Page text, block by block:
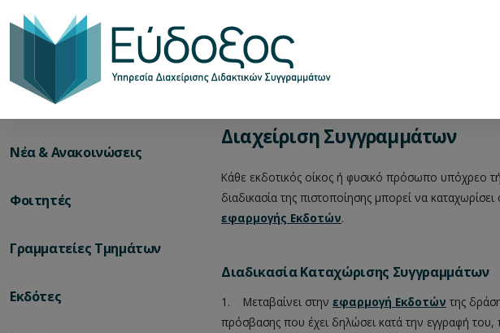
Νέα & Ανακοινώσεις
Φοιτητές
Γραμματείες Τμημάτων
Εκδότες
Διαχείριση Συγγραμμάτων
Κάθε εκδοτικός οίκος ή φυσικό πρόσωπο υπόχρεο
διαδικασία της πιστοποίησης μπορεί να
εφαρμογής Εκδοτών.
Διαδικασία Καταχώρισης Συγγραμμάτων
1. Μεταβαίνει στην εφαρμογή Εκδοτών της
πρόσβασης που έχει δηλώσει κατά την εγγραφή του,